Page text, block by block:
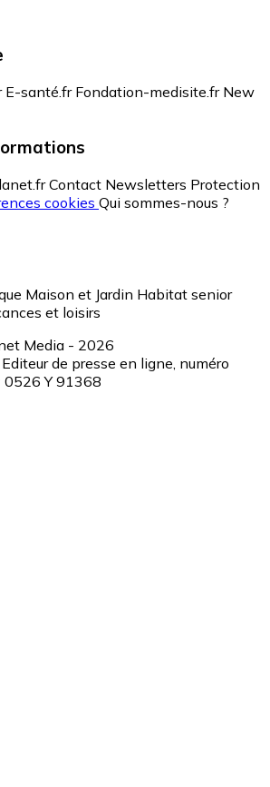
E-santé.fr Fondation-medisite.fr New
Contact Newsletters Protection
cookies Qui sommes-nous ?
Maison et Jardin Habitat senior
et loisirs
Media - 2026
de presse en ligne, numéro
0526 Y 91368